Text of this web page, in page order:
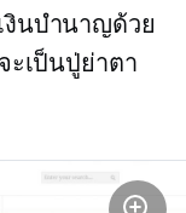
งินบำนาญด้วย
เป็นปู่ย่าตา